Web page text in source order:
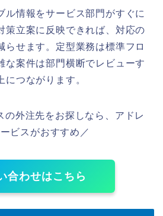
ル情報をサービス部門がすぐに
策立案に反映できれば、対応の
らせます。定型業務は標準フロ
な案件は部門横断でレビューす
につながります。
の外注先をお探しなら、アドレ
ビスがおすすめ／
合わせはこちら